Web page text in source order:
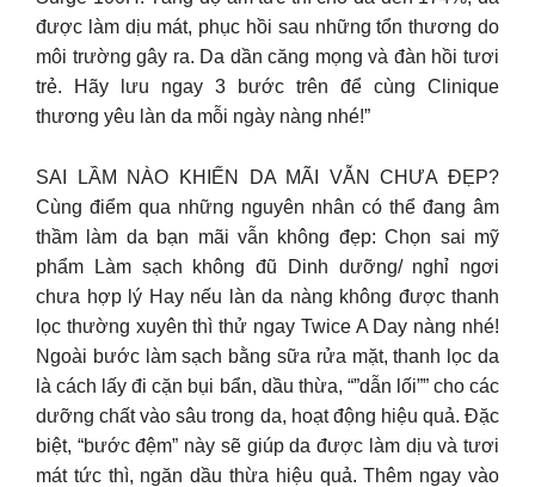
được làm dịu mát, phục hồi sau những tổn thương do
môi trường gây ra. Da dần căng mọng và đàn hồi tươi
trẻ. Hãy lưu ngay 3 bước trên để cùng Clinique
thương yêu làn da mỗi ngày nàng nhé!”
SAI LẦM NÀO KHIẾN DA MÃI VẪN CHƯA ĐẸP?
Cùng điểm qua những nguyên nhân có thể đang âm
thầm làm da bạn mãi vẫn không đẹp: Chọn sai mỹ
phẩm Làm sạch không đũ Dinh dưỡng/ nghỉ ngơi
chưa hợp lý Hay nếu làn da nàng không được thanh
lọc thường xuyên thì thử ngay Twice A Day nàng nhé!
Ngoài bước làm sạch bằng sữa rửa mặt, thanh lọc da
là cách lấy đi cặn bụi bẩn, dầu thừa, “”dẫn lối”” cho các
dưỡng chất vào sâu trong da, hoạt động hiệu quả. Đặc
biệt, “bước đệm” này sẽ giúp da được làm dịu và tươi
mát tức thì, ngăn dầu thừa hiệu quả. Thêm ngay vào